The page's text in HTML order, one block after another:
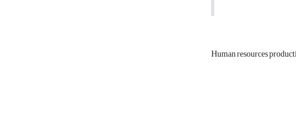
Human resources